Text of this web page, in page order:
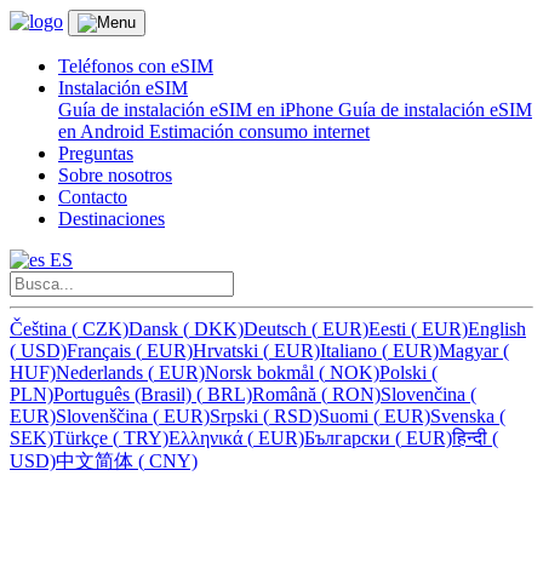
Teléfonos con eSIM
Instalación eSIM
Guía de instalación eSIM en iPhone Guía de instalación eSIM
en Android Estimación consumo internet
Preguntas
Sobre nosotros
Contacto
Destinaciones
ES
Čeština ( CZK)Dansk ( DKK)Deutsch ( EUR)Eesti ( EUR)English
( USD)Français ( EUR)Hrvatski ( EUR)Italiano ( EUR)Magyar(
HUF)Nederlands ( EUR)Norsk bokmål ( NOK)Polski (
PLN)Português (Brasil) ( BRL)Română ( RON)Slovenčina (
EUR)Slovenščina ( EUR)Srpski ( RSD)Suomi ( EUR)Svenska (
SEK)Türkçe ( TRY)Ελληνικά ( EUR)Български ( EUR)हिन्दी (
USD)中文简体 ( CNY)